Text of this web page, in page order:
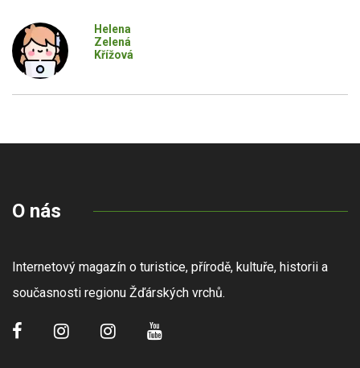
Helena
Zelená
Křížová
O nás
Internetový magazín o turistice, přírodě, kultuře, historii a
současnosti regionu Žďárských vrchů.